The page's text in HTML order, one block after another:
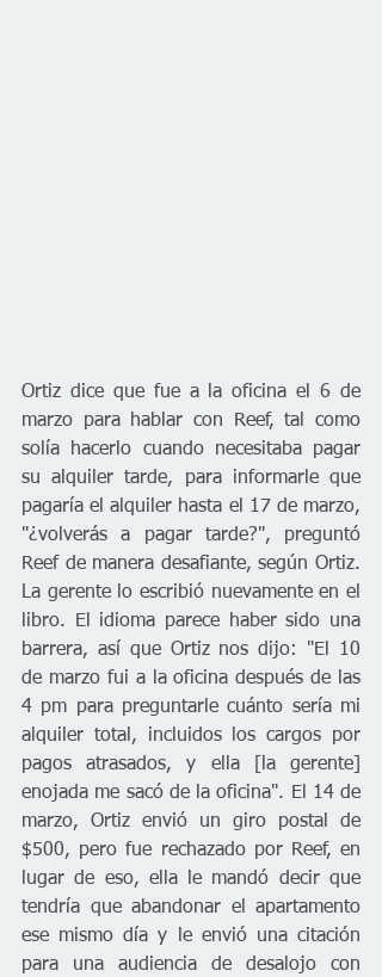
Ortiz dice que fue a la oficina el 6 de
marzo para hablar con Reef, tal como
solía hacerlo cuando necesitaba pagar
su alquiler tarde, para informarle que
pagaría el alquiler hasta el 17 de marzo,
"¿volverás a pagar tarde?", preguntó
Reef de manera desafiante, según Ortiz.
La gerente lo escribió nuevamente en el
libro. El idioma parece haber sido una
barrera, así que Ortiz nos dijo: "El 10
de marzo fui a la oficina después de las
4 pm para preguntarle cuánto sería mi
alquiler total, incluidos los cargos por
pagos atrasados, y ella [la gerente]
enojada me sacó de la oficina". El 14 de
marzo, Ortiz envió un giro postal de
$500, pero fue rechazado por Reef, en
lugar de eso, ella le mandó decir que
tendría que abandonar el apartamento
ese mismo día y le envió una citación
para una audiencia de desalojo con